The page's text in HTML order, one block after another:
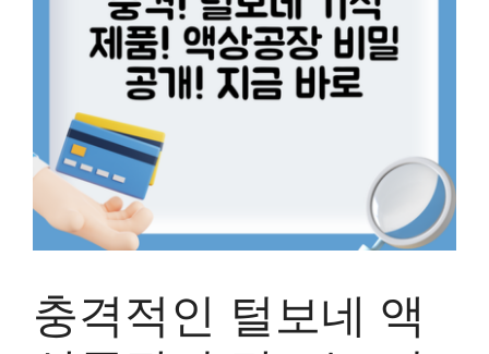
충격적인 털보네 액